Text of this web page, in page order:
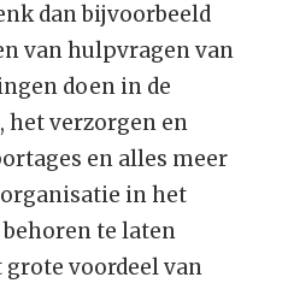
dan bijvoorbeeld
van hulpvragen van
doen in de
verzorgen en
en alles meer
in het
te laten
voordeel van